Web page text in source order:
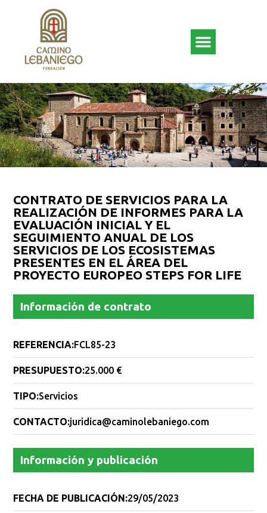
CONTRATO DE SERVICIOS PARA LA
REALIZACIÓN DE INFORMES PARA LA
EVALUACIÓN INICIAL Y EL
SEGUIMIENTO ANUAL DE LOS
SERVICIOS DE LOS ECOSISTEMAS
PRESENTES EN EL ÁREA DEL
PROYECTO EUROPEO STEPS FOR LIFE
Información de contrato
REFERENCIA:FCL85-23
PRESUPUESTO:25.000 €
TIPO:Servicios
CONTACTO:juridica@caminolebaniego.com
Información y publicación
FECHA DE PUBLICACIÓN:29/05/2023